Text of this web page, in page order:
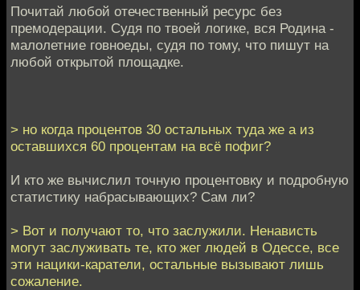
Почитай любой отечественный ресурс без
премодерации. Судя по твоей логике, вся Родина -
малолетние говноеды, судя по тому, что пишут на
любой открытой площадке.
> но когда процентов 30 остальных туда же а из
оставшихся 60 процентам на всё пофиг?
И кто же вычислил точную процентовку и подробную
статистику набрасывающих? Сам ли?
> Вот и получают то, что заслужили. Ненависть
могут заслуживать те, кто жег людей в Одессе, все
эти нацики-каратели, остальные вызывают лишь
сожаление.